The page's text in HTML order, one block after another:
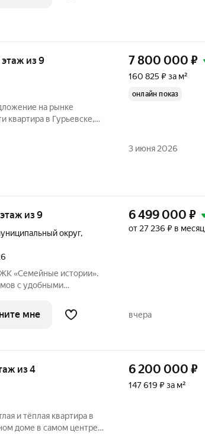
этаж из 9
на рынке
Квартира
7 800 000 ₽
160 825 ₽ за м²
онлайн показ
3 июня 2026
этаж из 9
округ,
«Семейные истории».
с удобными
6 499 000 ₽
от 27 236 ₽ в месяц
мне вчера
из 4
и тёплая квартира в
доме в самом центре
6 200 000 ₽
147 619 ₽ за м²